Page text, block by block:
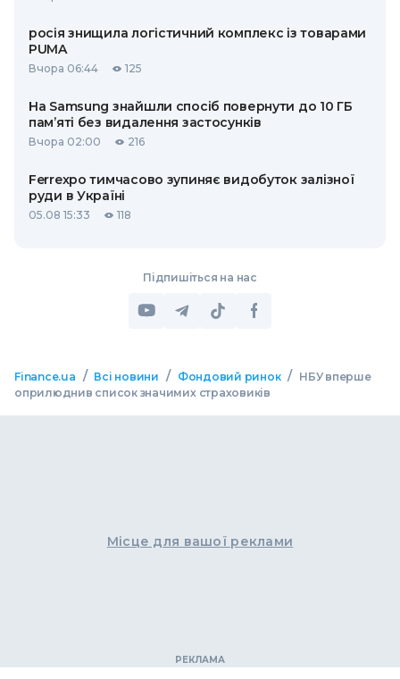
росія знищила логістичний комплекс із товарами
PUMA
Вчора 06:44 125
На Samsung знайшли спосіб повернути до 10 ГБ
пам’яті без видалення застосунків
Вчора 02:00 216
Ferrexpo тимчасово зупиняє видобуток залізної
руди в Україні
05.08 15:33 118
Підпишіться на нас
Finance.ua / Всі новини / Фондовий ринок / НБУ вперше
оприлюднив список значимих страховиків
Місце для вашої реклами